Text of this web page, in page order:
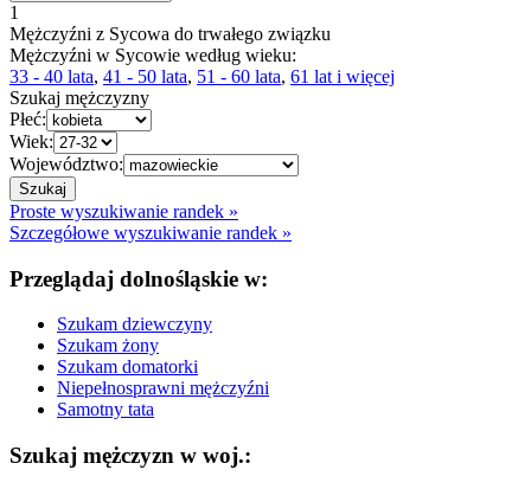
1
Mężczyźni z Sycowa do trwałego związku
Mężczyźni w Sycowie według wieku:
33 - 40 lata, 41 - 50 lata, 51 - 60 lata, 61 lat i więcej
Szukaj mężczyzny
Płeć:
Wiek:
Województwo:
Proste wyszukiwanie randek »
Szczegółowe wyszukiwanie randek »
Przeglądaj dolnośląskie w:
Szukam dziewczyny
Szukam żony
Szukam domatorki
Niepełnosprawni mężczyźni
Samotny tata
Szukaj mężczyzn w woj.: